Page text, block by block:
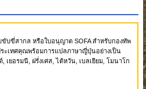
บขี่สากล หรือใบอนุญาต SOFA สำหรับกองทัพ
ะเทศคุณพร้อมการแปลภาษาญี่ปุ่นอย่างเป็น
ยอรมนี, ฝรั่งเศส, ไต้หวัน, เบลเยียม, โมนาโก